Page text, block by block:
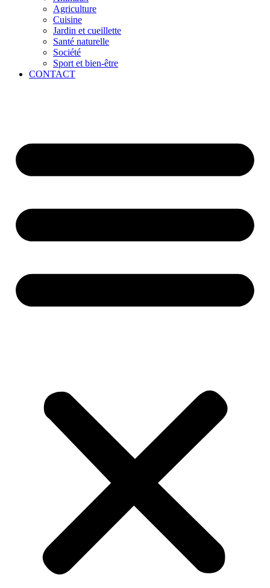
Agriculture
Cuisine
Jardin et cueillette
Santé naturelle
Société
Sport et bien-être
CONTACT